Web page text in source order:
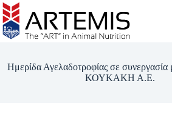
Ημερίδα Αγελαδοτροφίας σε
ΚΟΥΚΑΚΗ Α.Ε.